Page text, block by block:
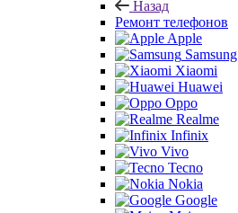
Назад
Ремонт телефонов
Apple
Samsung
Xiaomi
Huawei
Oppo
Realme
Infinix
Vivo
Tecno
Nokia
Google